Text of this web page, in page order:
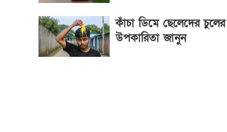
কাঁচা ডিমে ছেলেদের চুলের
উপকারিতা জানুন